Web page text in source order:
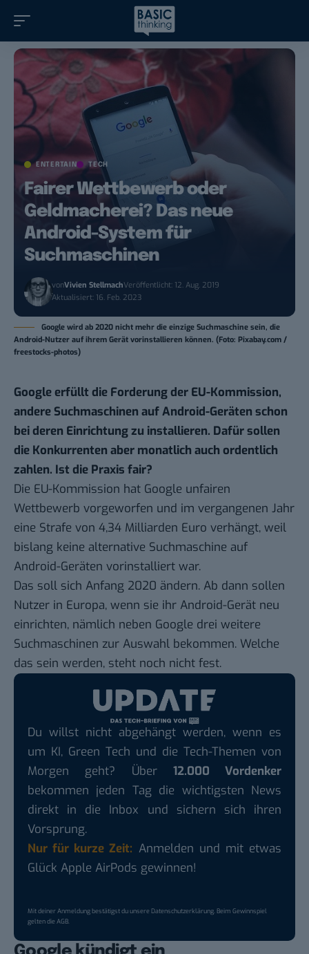
ENTERTAIN TECH
Fairer Wettbewerb oder
Geldmacherei? Das neue
Android-System für
Suchmaschinen
vonVivien StellmachVeröffentlicht: 12. Aug. 2019
Aktualisiert: 16. Feb. 2023
Google wird ab 2020 nicht mehr die einzige Suchmaschine sein, die
Android-Nutzer auf ihrem Gerät vorinstallieren können. (Foto: Pixabay.com /
freestocks-photos)
Google erfüllt die Forderung der EU-Kommission,
andere Suchmaschinen auf Android-Geräten schon
bei deren Einrichtung zu installieren. Dafür sollen
die Konkurrenten aber monatlich auch ordentlich
zahlen. Ist die Praxis fair?
Die EU-Kommission hat Google unfairen
Wettbewerb vorgeworfen und im vergangenen Jahr
eine Strafe von 4,34 Milliarden Euro verhängt, weil
bislang keine alternative Suchmaschine auf
Android-Geräten vorinstalliert war.
Das soll sich Anfang 2020 ändern. Ab dann sollen
Nutzer in Europa, wenn sie ihr Android-Gerät neu
einrichten, nämlich neben Google drei weitere
Suchmaschinen zur Auswahl bekommen. Welche
das sein werden, steht noch nicht fest.
Du willst nicht abgehängt werden, wenn es
um KI, Green Tech und die Tech-Themen von
Morgen geht? Über 12.000 Vordenker
bekommen jeden Tag die wichtigsten News
direkt in die Inbox und sichern sich ihren
Vorsprung.
Nur für kurze Zeit: Anmelden und mit etwas
Glück Apple AirPods gewinnen!
Mit deiner Anmeldung bestätigst du unsereDatenschutzerklärung. Beim Gewinnspiel
gelten dieAGB.